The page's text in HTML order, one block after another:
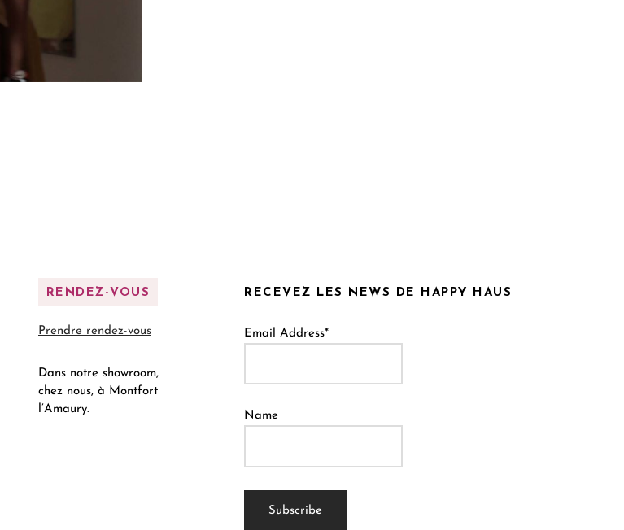
RECEVEZ LES NEWS DE HAPPY HAUS
Email Address*
Name
RENDEZ-VOUS
Prendre rendez-vous
Dans notre showroom,
chez nous, à Montfort
l’Amaury.